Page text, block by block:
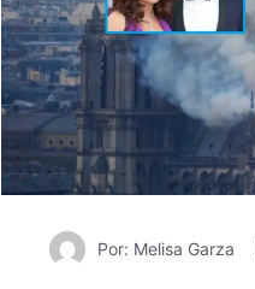
Por: Melisa Garza